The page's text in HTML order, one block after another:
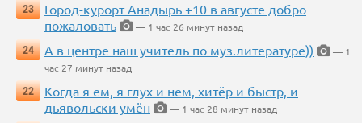
23
Город-курорт Анадырь +10 в августе добро
пожаловать
— 1 час 26 минут назад
24
А в центре наш учитель по муз.литературе))
— 1
час 27 минут назад
22
Когда я ем, я глух и нем, хитёр и быстр, и
дьявольски умён
— 1 час 28 минут назад